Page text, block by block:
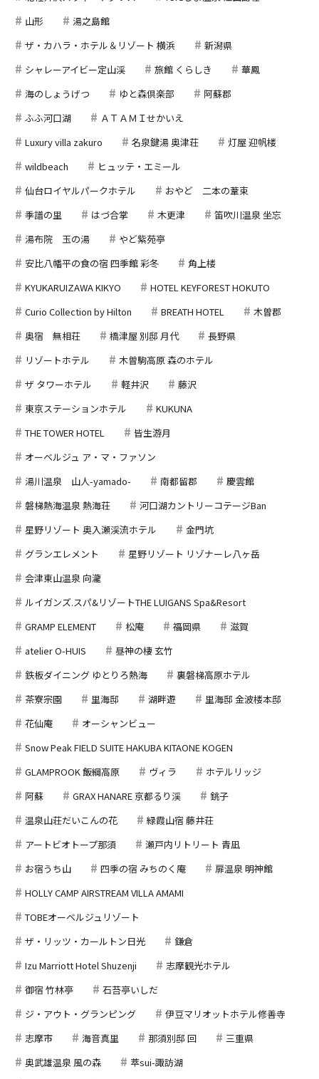
山形
湯之島館
ザ・カハラ・ホテル＆リゾート 横浜
新潟県
シャレーアイビー定山渓
旅館 くらしき
華鳳
海のしょうげつ
ゆと森倶楽部
阿蘇郡
ふふ河口湖
ＡＴＡＭＩせかいえ
Luxury villa zakuro
名泉鍵湯 奥津荘
灯屋 迎帆楼
wildbeach
ヒュッテ・エミール
仙台ロイヤルパークホテル
おやど 二本の葦束
季譜の里
はづ合掌 木更津
笛吹川温泉 坐忘
湯布院 玉の湯
やど紫苑亭
安比八幡平の食の宿 四季館 彩冬
角上楼
KYUKARUIZAWA KIKYO
HOTEL KEYFOREST HOKUTO
Curio Collection by Hilton
BREATH HOTEL
木曽郡
奥宿 無相荘
橋津屋 別邸 月代
長野県
リゾートホテル
木曽駒高原 森のホテル
ザ タワーホテル
軽井沢
藤沢
東京ステーションホテル
KUKUNA
THE TOWER HOTEL
皆生游月
オーベルジュ ア・マ・ファソン
湯川温泉 山人-yamado-
南都留郡
慶雲館
磐梯熱海温泉 熱海荘
河口湖カントリーコテージBan
星野リゾート 奥入瀬渓流ホテル
金門坑
グランエレメント
星野リゾート リゾナーレ八ヶ岳
会津東山温泉 向瀧
ルイガンズ.スパ&リゾートTHE LUIGANS Spa&Resort
GRAMP ELEMENT
松庵 福岡県
滋賀
atelier O-HUIS
昼神の棲 玄竹
鉄板ダイニング ゆとりろ熱海
裏磐梯高原ホテル
茶寮宗園
里海邸 湖畔遊
里海邸 金波楼本邸
花仙庵
オーシャンビュー
Snow Peak FIELD SUITE HAKUBA KITAONE KOGEN
GLAMPROOK 飯綱高原
ヴィラ
ホテルリッジ
阿蘇
GRAX HANARE 京都るり渓
銚子
温泉山荘だいこんの花
緑霞山宿 藤井荘
アートビオトープ那須
瀬戸内リトリート 青凪
お宿うち山
四季の宿 みちのく庵
扉温泉 明神館
HOLLY CAMP AIRSTREAM VILLA AMAMI
TOBEオーベルジュリゾート
ザ・リッツ・カールトン日光
鎌倉
Izu Marriott Hotel Shuzenji
志摩観光ホテル
御宿 竹林亭
石苔亭いしだ
ジ・アウト・グランピング
伊豆マリオットホテル修善寺
志摩市
海音真里 那須別邸 回
三重県
奥武雄温泉 風の森
萃sui-諏訪湖